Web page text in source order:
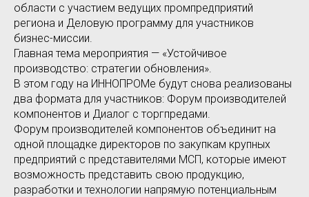
области с участием ведущих промпредприятий
региона и Деловую программу для участников
бизнес-миссии.
Главная тема мероприятия — «Устойчивое
производство: стратегии обновления».
В этом году на ИННОПРОМе будут снова реализованы
два формата для участников: Форум производителей
компонентов и Диалог с торгпредами.
Форум производителей компонентов объединит на
одной площадке директоров по закупкам крупных
предприятий с представителями МСП, которые имеют
возможность представить свою продукцию,
разработки и технологии напрямую потенциальным